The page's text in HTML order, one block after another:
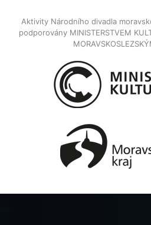
Aktivity Národního divadla
podporovány MINISTERSTVEM